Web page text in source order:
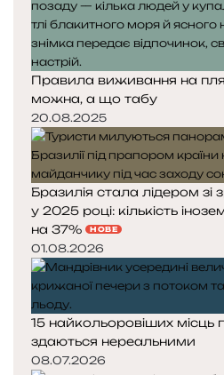
Правила виживання на
можна, а що табу
20.08.2025
Бразилія стала лідером зі
у 2025 році: кількість
на 37%
НОВЕ
01.08.2026
15 найкольоровіших місць
здаються нереальними
08.07.2026